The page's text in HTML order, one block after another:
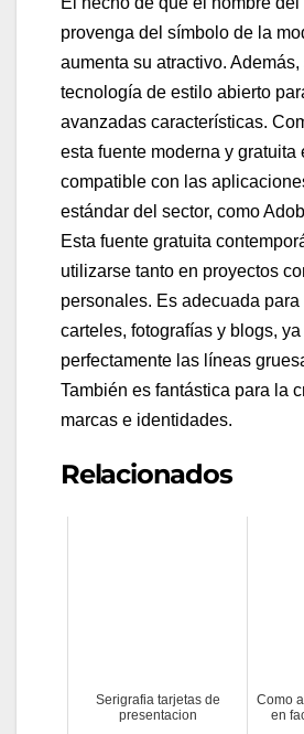
provenga del símbolo de la
aumenta su atractivo.
tecnología de estilo abierto
avanzadas características.
esta fuente moderna y gratuita
compatible con las
estándar del sector, como
Esta fuente gratuita
utilizarse tanto en proyectos
personales. Es adecuada
carteles, fotografías y blogs,
perfectamente las líneas
También es fantástica para la
marcas e identidades.
Relacionados
Serigrafia tarjetas de
presentacion
Como
en